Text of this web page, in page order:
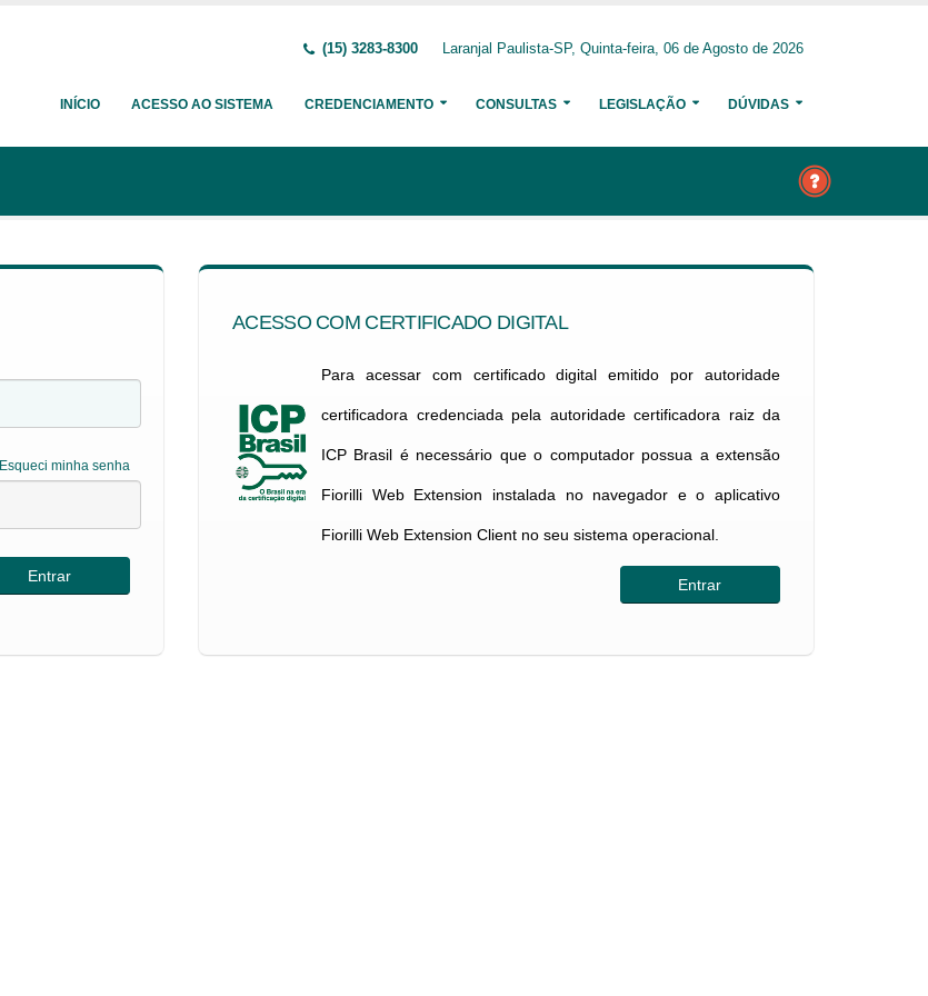
(15) 3283-8300 Laranjal Paulista-SP, Quinta-feira, 06 de Agosto de 2026
INÍCIO ACESSO AO SISTEMA CREDENCIAMENTO CONSULTAS LEGISLAÇÃO DÚVIDAS
Esqueci minha senha
ACESSO COM CERTIFICADO DIGITAL
Para acessar com certificado digital emitido por autoridade
certificadora credenciada pela autoridade certificadora raiz da
ICP Brasil é necessário que o computador possua a extensão
Fiorilli Web Extension instalada no navegador e o aplicativo
Fiorilli Web Extension Client no seu sistema operacional.